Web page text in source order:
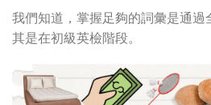
我們知道，掌握足夠的詞彙是通
其是在初級英檢階段。